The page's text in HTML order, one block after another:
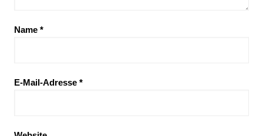
Name *
E-Mail-Adresse *